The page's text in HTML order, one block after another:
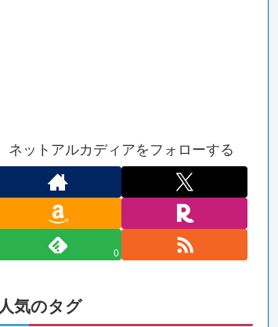
ネットアルカディアをフォローする
0
人気のタグ